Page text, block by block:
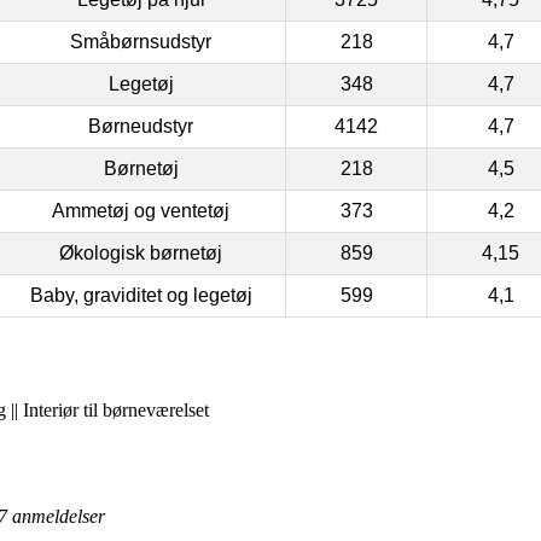
Småbørnsudstyr 218 4,7
Legetøj 348 4,7
Børneudstyr 4142 4,7
Børnetøj 218 4,5
Ammetøj og ventetøj 373 4,2
Økologisk børnetøj 859 4,15
Baby, graviditet og legetøj 599 4,1
|| Interiør til børneværelset
anmeldelser